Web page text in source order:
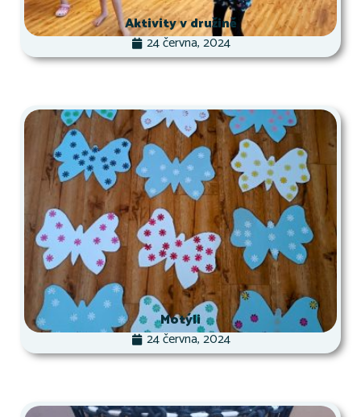
Aktivity v družině
24 června, 2024
Motýli
24 června, 2024